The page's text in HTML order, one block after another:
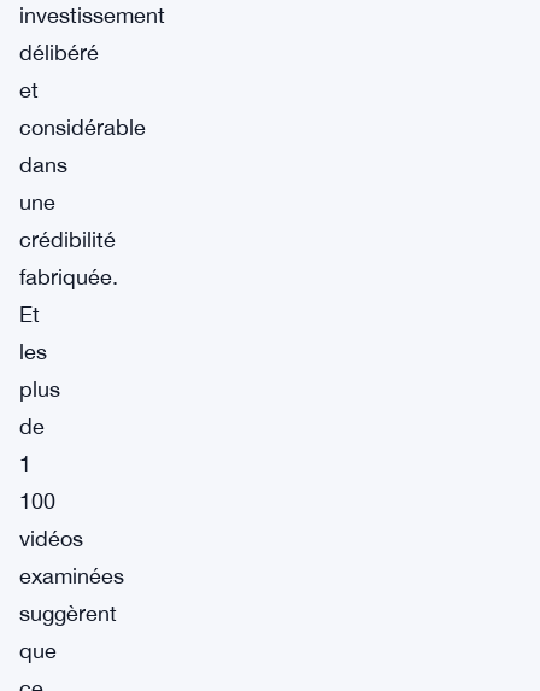
investissement
délibéré
et
considérable
dans
une
crédibilité
fabriquée.
Et
les
plus
de
1
100
vidéos
examinées
suggèrent
que